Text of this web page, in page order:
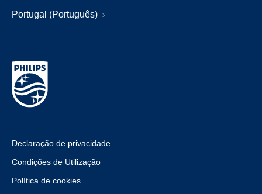
Portugal (Português)
Declaração de privacidade
Condições de Utilização
Política de cookies